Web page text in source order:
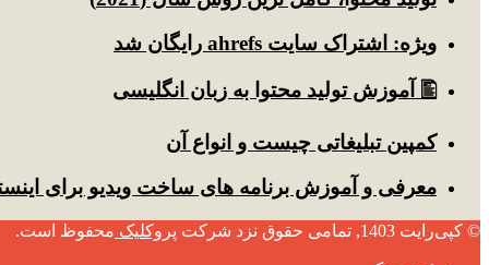
ویژه: اشتراک سایت ahrefs رایگان شد
🖺 آموزش تولید محتوا به زبان انگلیسی
کمپین تبلیغاتی چیست و انواع آن
معرفی و آموزش برنامه های ساخت ویدیو برای
© کپی‌رایت 1403, تمامی حقوق نزد شرکت پروکلیک محفوظ است.